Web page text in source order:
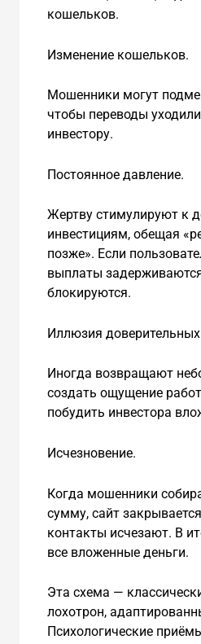
кошельков.
Изменение кошельков.
Мошенники могут
чтобы переводы
инвестору.
Постоянное давление.
Жертву стимулируют к
инвестициям, обещая
позже». Если
выплаты
блокируются.
Иллюзия
Иногда возвращают
создать ощущение
побудить инвестора
Исчезновение.
Когда мошенники
сумму, сайт
контакты исчезают. В
все вложенные деньги.
Эта схема —
лохотрон,
Психологические